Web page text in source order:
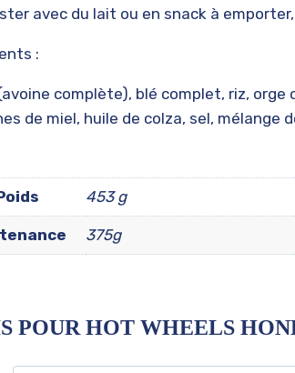
avec du lait ou en snack à
:
complète), blé complet, riz,
de miel, huile de colza, sel, mélange
453 g
375g
POUR HOT WHEELS